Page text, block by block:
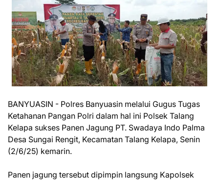
BANYUASIN - Polres Banyuasin melalui Gugus Tugas
Ketahanan Pangan Polri dalam hal ini Polsek Talang
Kelapa sukses Panen Jagung PT. Swadaya Indo Palma
Desa Sungai Rengit, Kecamatan Talang Kelapa, Senin
(2/6/25) kemarin.
Panen jagung tersebut dipimpin langsung Kapolsek